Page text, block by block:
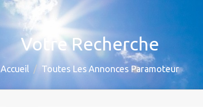
Votre Recherche
Accueil Toutes Les Annonces Paramoteur